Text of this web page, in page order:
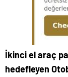
İkinci el araç
hedefleyen